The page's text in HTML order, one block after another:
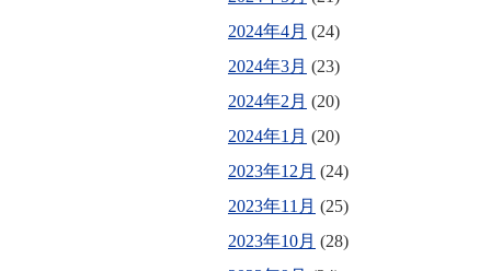
2024年4月 (24)
2024年3月 (23)
2024年2月 (20)
2024年1月 (20)
2023年12月 (24)
2023年11月 (25)
2023年10月 (28)